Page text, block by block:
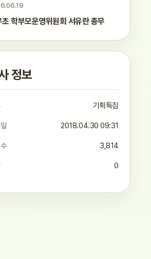
초 학부모운영위원회 서유란 총무
정보
기획특집
2018.04.30 09:31
3,814
0